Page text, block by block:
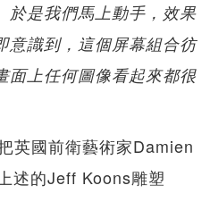
於是我們馬上動手，效果
意識到，這個屏幕組合彷
面上任何圖像看起來都很
英國前衛藝術家Damien
述的Jeff Koons雕塑